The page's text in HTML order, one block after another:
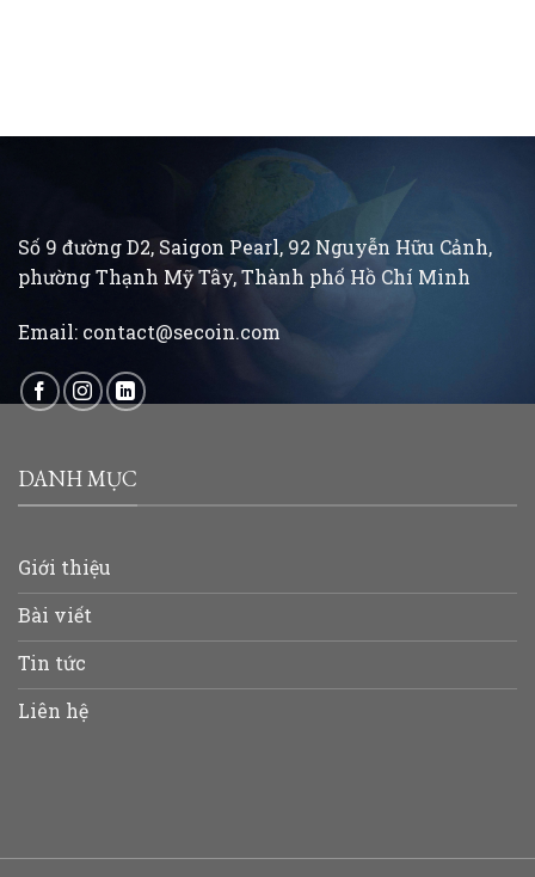
Số 9 đường D2, Saigon Pearl, 92 Nguyễn Hữu Cảnh,
phường Thạnh Mỹ Tây, Thành phố Hồ Chí Minh
Email: contact@secoin.com
DANH MỤC
Giới thiệu
Bài viết
Tin tức
Liên hệ